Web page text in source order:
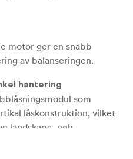
motor ger en snabb
av balanseringen.
hantering
som
låskonstruktion, vilket
landskaps- och